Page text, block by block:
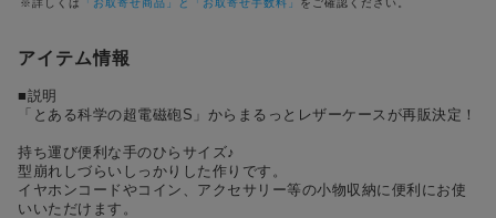
2位 #ハイキュー!! 5位 #呪術廻戦 #進撃の巨人
※詳しくは
「お取寄せ商品」と「お取寄せ手数料」 をご確認ください。
アイテム情報
■説明
「とある科学の超電磁砲S」からまるっとレザーケースが再販決定！
持ち運び便利な手のひらサイズ♪
型崩れしづらいしっかりした作りです。
イヤホンコードやコイン、アクセサリー等の小物収納に便利にお使
いいただけます。